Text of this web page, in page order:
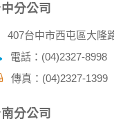
網頁瀏覽器，以防
分公司
407台中市西屯區大隆
電話：(04)2327-8998
傳真：(04)2327-1399
分公司